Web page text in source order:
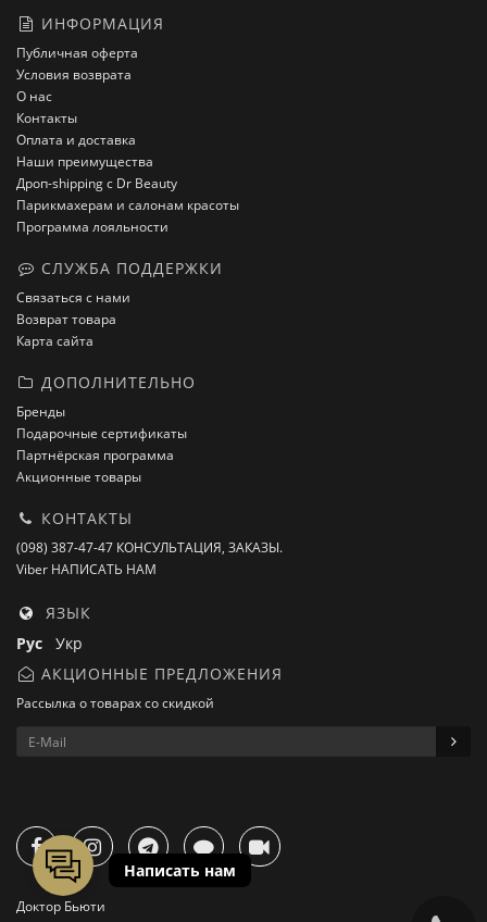
ИНФОРМАЦИЯ
Публичная оферта
Условия возврата
О нас
Контакты
Оплата и доставка
Наши преимущества
Дроп-shipping с Dr Beauty
Парикмахерам и салонам красоты
Программа лояльности
СЛУЖБА ПОДДЕРЖКИ
Связаться с нами
Возврат товара
Карта сайта
ДОПОЛНИТЕЛЬНО
Бренды
Подарочные сертификаты
Партнёрская программа
Акционные товары
КОНТАКТЫ
(098) 387-47-47 КОНСУЛЬТАЦИЯ, ЗАКАЗЫ.
Viber НАПИСАТЬ НАМ
ЯЗЫК
Рус Укр
АКЦИОННЫЕ ПРЕДЛОЖЕНИЯ
Рассылка о товарах со скидкой
Доктор Бьюти